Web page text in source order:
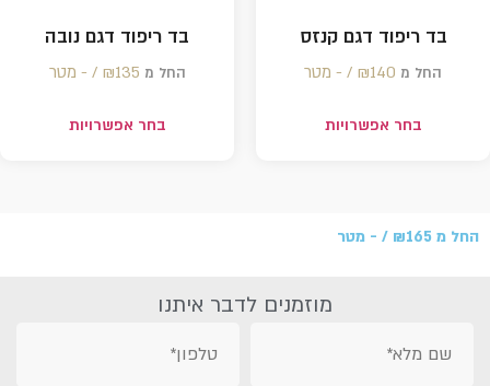
בד ריפוד דגם קנזס
החל מ ₪140 /‏‏‎ ‎- מטר
בחר אפשרויות
בד ריפוד דגם נובה
החל מ ₪135 /‏‏‎ ‎- מטר
בחר אפשרויות
החל מ ₪165 /‏‏‎ ‎- מטר
מוזמנים לדבר איתנו